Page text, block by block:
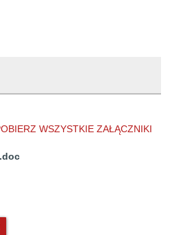
WSZYSTKIE ZAŁĄCZNIKI